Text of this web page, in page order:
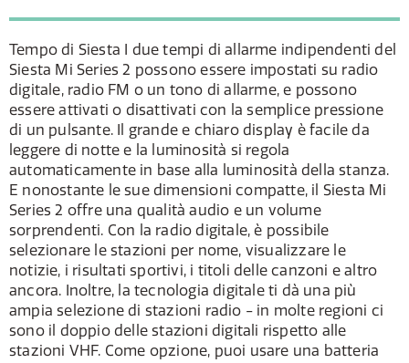
Tempo di Siesta I due tempi di allarme indipendenti del
Siesta Mi Series 2 possono essere impostati su radio
digitale, radio FM o un tono di allarme, e possono
essere attivati o disattivati con la semplice pressione
di un pulsante. Il grande e chiaro display è facile da
leggere di notte e la luminosità si regola
automaticamente in base alla luminosità della stanza.
E nonostante le sue dimensioni compatte, il Siesta Mi
Series 2 offre una qualità audio e un volume
sorprendenti. Con la radio digitale, è possibile
selezionare le stazioni per nome, visualizzare le
notizie, i risultati sportivi, i titoli delle canzoni e altro
ancora. Inoltre, la tecnologia digitale ti dà una più
ampia selezione di stazioni radio - in molte regioni ci
sono il doppio delle stazioni digitali rispetto alle
stazioni VHF. Come opzione, puoi usare una batteria